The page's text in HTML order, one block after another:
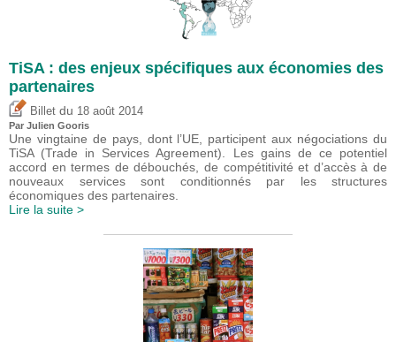
TiSA : des enjeux spécifiques aux économies des
partenaires
Billet du 18 août 2014
Par Julien Gooris
Une vingtaine de pays, dont l’UE, participent aux négociations du
TiSA (Trade in Services Agreement). Les gains de ce potentiel
accord en termes de débouchés, de compétitivité et d’accès à de
nouveaux services sont conditionnés par les structures
économiques des partenaires.
Lire la suite >